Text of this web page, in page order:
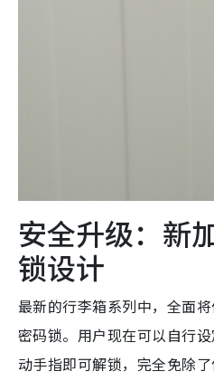
安全升级：新
锁设计
最新的行李箱系列中，全面
密码锁。用户现在可以自行
动手指即可解锁，完全免除